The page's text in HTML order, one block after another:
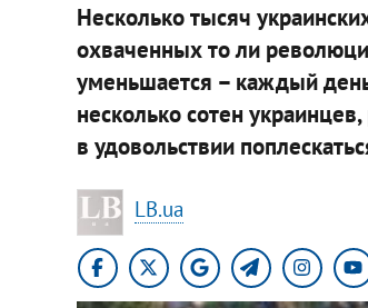
Несколько тысяч
охваченных то ли
уменьшается – каждый
несколько сотен
в удовольствии
LB.ua